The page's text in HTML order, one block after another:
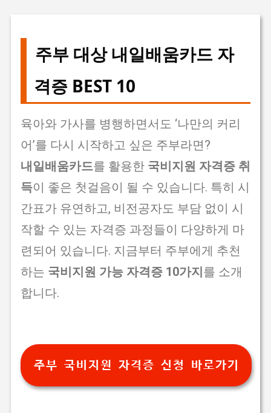
주부 대상 내일배움카드 자
격증 BEST 10
육아와 가사를 병행하면서도 ‘나만의 커리
어’를 다시 시작하고 싶은 주부라면?
내일배움카드를 활용한 국비지원 자격증 취
득이 좋은 첫걸음이 될 수 있습니다. 특히 시
간표가 유연하고, 비전공자도 부담 없이 시
작할 수 있는 자격증 과정들이 다양하게 마
련되어 있습니다. 지금부터 주부에게 추천
하는 국비지원 가능 자격증 10가지를 소개
합니다.
주부 국비지원 자격증 신청 바로가기